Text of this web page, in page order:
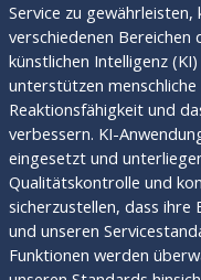
Service zu gewährleisten,
verschiedenen
künstlichen Intelligenz
unterstützen
Reaktionsfähigkeit und
verbessern. KI-
eingesetzt und
Qualitätskontrolle und
sicherzustellen, dass
und unseren
Funktionen werden